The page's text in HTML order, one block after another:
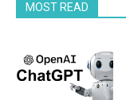
MOST READ